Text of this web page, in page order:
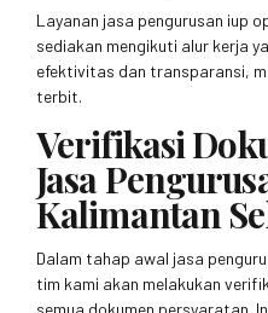
Layanan jasa pengurusan iup
sediakan mengikuti alur kerja
efektivitas dan transparansi,
terbit.
Verifikasi
Jasa
Kalimantan
Dalam tahap awal jasa
tim kami akan melakukan